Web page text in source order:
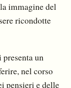
immagine del
ricondotte
un
nel corso
pensieri e delle